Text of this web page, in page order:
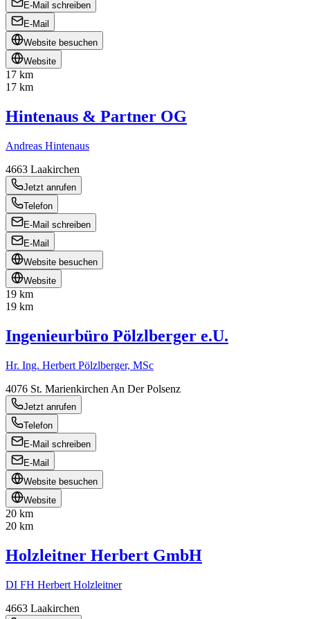
E-Mail schreiben
E-Mail
Website besuchen
Website
17 km
17 km
Hintenaus & Partner OG
Andreas Hintenaus
4663 Laakirchen
Jetzt anrufen
Telefon
E-Mail schreiben
E-Mail
Website besuchen
Website
19 km
19 km
Ingenieurbüro Pölzlberger e.U.
Hr. Ing. Herbert Pölzlberger, MSc
4076 St. Marienkirchen An Der Polsenz
Jetzt anrufen
Telefon
E-Mail schreiben
E-Mail
Website besuchen
Website
20 km
20 km
Holzleitner Herbert GmbH
DI FH Herbert Holzleitner
4663 Laakirchen